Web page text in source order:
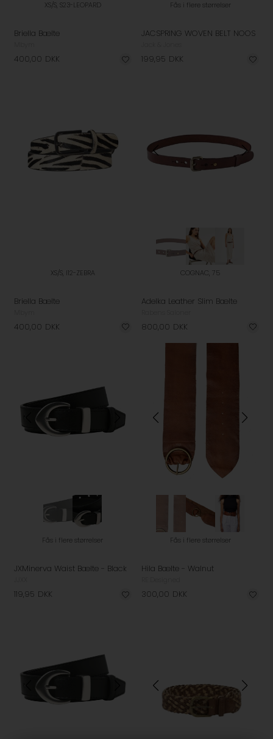
XS/S, S23-LEOPARD
Briella Bælte
400,00 DKK
Fås i flere størrelser
JACSPRING WOVEN BELT NOOS
199,95 DKK
XS/S, I12-ZEBRA
Briella Bælte
400,00 DKK
COGNAC, 75
Adelka Leather Slim Bælte
800,00 DKK
Fås i flere størrelser
JXMinerva Waist Bælte - Black
119,95 DKK
Fås i flere størrelser
Hila Bælte - Walnut
300,00 DKK